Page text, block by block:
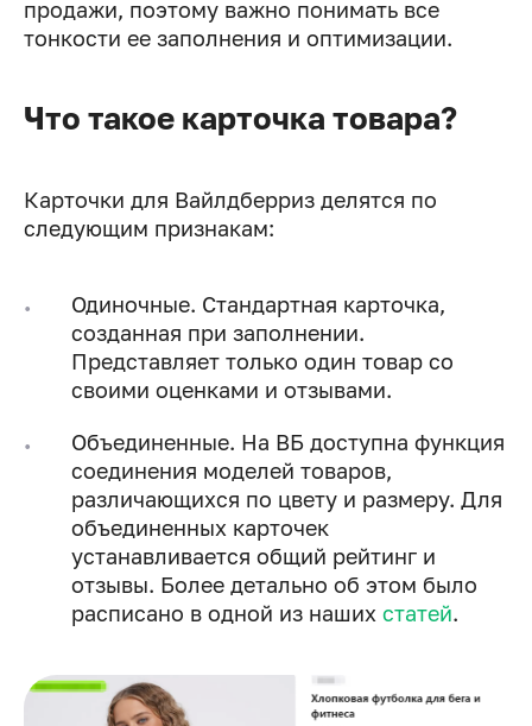
продажи, поэтому важно понимать все
тонкости ее заполнения и оптимизации.
Что такое карточка товара?
Карточки для Вайлдберриз делятся по
следующим признакам:
Одиночные. Стандартная карточка,
созданная при заполнении.
Представляет только один товар со
своими оценками и отзывами.
Объединенные. На ВБ доступна функция
соединения моделей товаров,
различающихся по цвету и размеру. Для
объединенных карточек
устанавливается общий рейтинг и
отзывы. Более детально об этом было
расписано в одной из наших статей.